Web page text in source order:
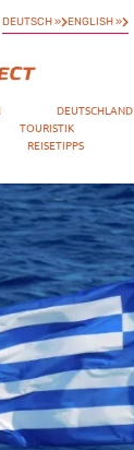
DEUTSCH » ENGLISH »
DEUTSCHLAND
TOURISTIK
REISETIPPS